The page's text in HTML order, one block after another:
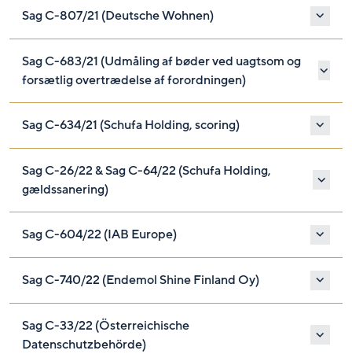
Sag C-807/21 (Deutsche Wohnen)
Sag C-683/21 (Udmåling af bøder ved uagtsom og
forsætlig overtrædelse af forordningen)
Sag C-634/21 (Schufa Holding, scoring)
Sag C-26/22 & Sag C-64/22 (Schufa Holding,
gældssanering)
Sag C-604/22 (IAB Europe)
Sag C-740/22 (Endemol Shine Finland Oy)
Sag C-33/22 (Österreichische
Datenschutzbehörde)